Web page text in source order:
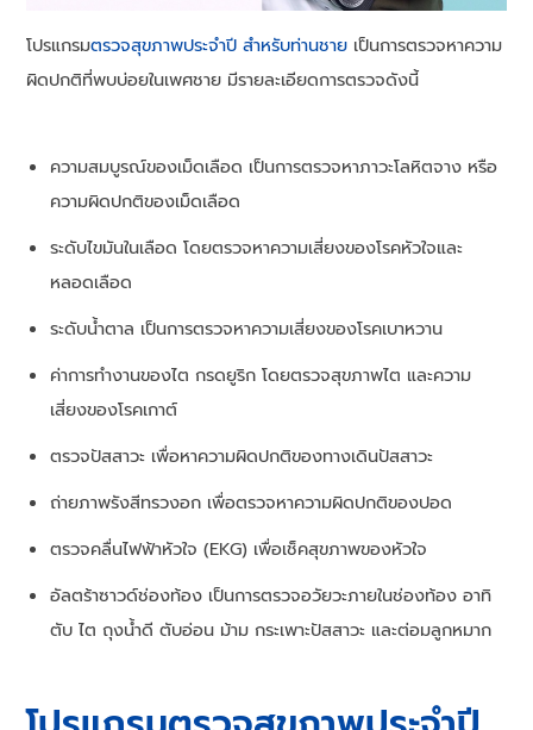
โปรแกรมตรวจสุขภาพประจำปี สำหรับท่านชาย เป็นการตรวจหาความ
ผิดปกติที่พบบ่อยในเพศชาย มีรายละเอียดการตรวจดังนี้
ความสมบูรณ์ของเม็ดเลือด เป็นการตรวจหาภาวะโลหิตจาง หรือ
ความผิดปกติของเม็ดเลือด
ระดับไขมันในเลือด โดยตรวจหาความเสี่ยงของโรคหัวใจและ
หลอดเลือด
ระดับน้ำตาล เป็นการตรวจหาความเสี่ยงของโรคเบาหวาน
ค่าการทำงานของไต กรดยูริก โดยตรวจสุขภาพไต และความ
เสี่ยงของโรคเกาต์
ตรวจปัสสาวะ เพื่อหาความผิดปกติของทางเดินปัสสาวะ
ถ่ายภาพรังสีทรวงอก เพื่อตรวจหาความผิดปกติของปอด
ตรวจคลื่นไฟฟ้าหัวใจ (EKG) เพื่อเช็คสุขภาพของหัวใจ
อัลตร้าซาวด์ช่องท้อง เป็นการตรวจอวัยวะภายในช่องท้อง อาทิ
ตับ ไต ถุงน้ำดี ตับอ่อน ม้าม กระเพาะปัสสาวะ และต่อมลูกหมาก